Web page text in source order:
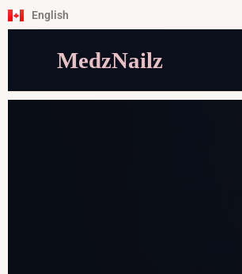
English
MedzNailz